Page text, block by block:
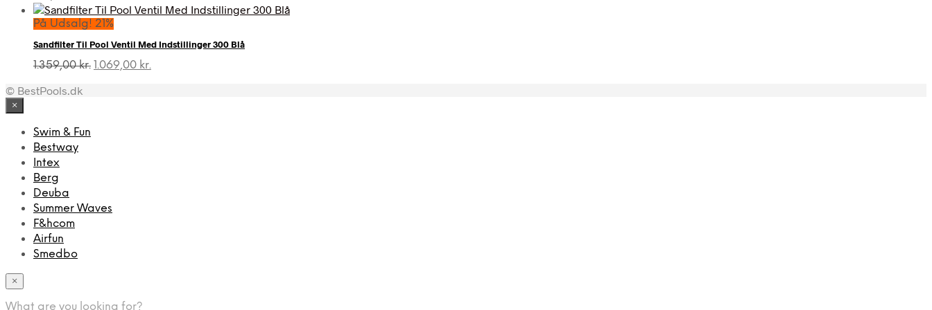
På Udsalg! 21%
Sandfilter Til Pool Ventil Med Indstillinger 300 Blå
1.359,00kr. Den
1.069,00 kr.
© BestPools.dk
×
Swim & Fun
Bestway
Intex
Berg
Deuba
Summer Waves
F&hcom
Airfun
Smedbo
×
What are you looking for?